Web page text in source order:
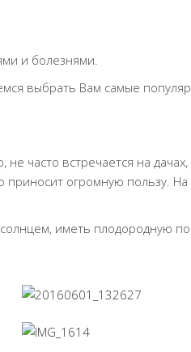
и болезнями.
выбрать Вам самые
часто встречается на
приносит огромную пользу.
иметь плодородную